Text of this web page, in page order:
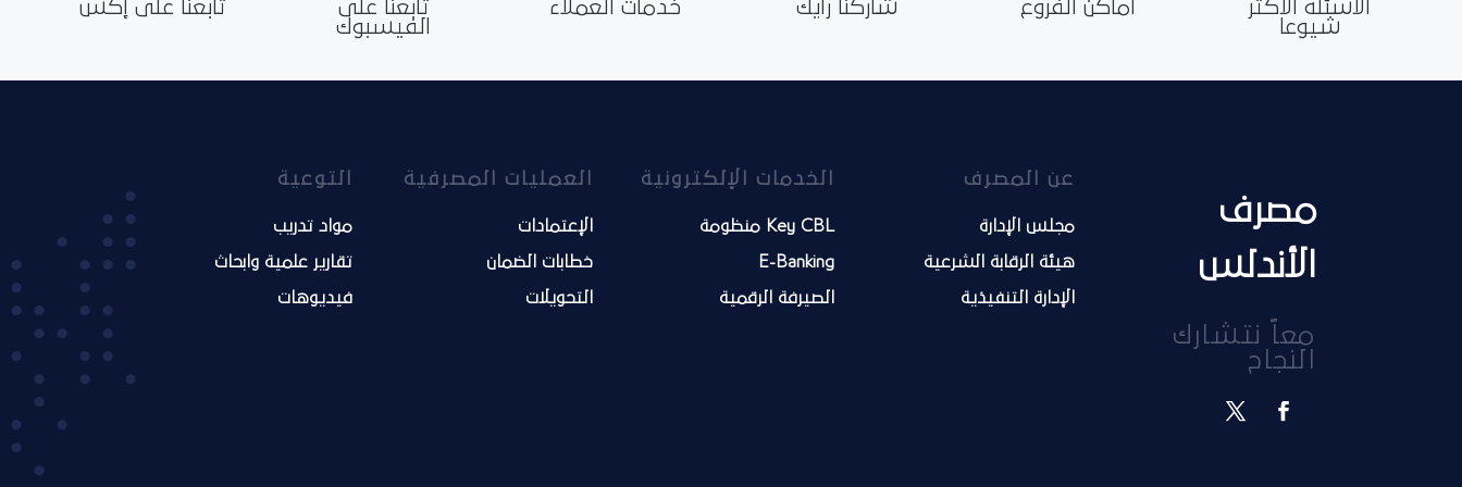
تابعنا على إكس
تابعنا على
الفيسبوك
خدمات العملاء شاركنا رأيك اماكن الفروع
الأسئلة الأكثر
شيوعا
التوعية
مواد تدريب
تقارير علمية وابحاث
فيديوهات
العمليات المصرفية
الإعتمادات
خطابات الضمان
التحويلات
الخدمات الإلكترونية
Key CBL منظومة
E-Banking
الصيرفة الرقمية
عن المصرف
مجلس الإدارة
هيئة الرقابة الشرعية
الإدارة التنفيذية
مصرف
الأندلس
معاً نتشارك
النجاح